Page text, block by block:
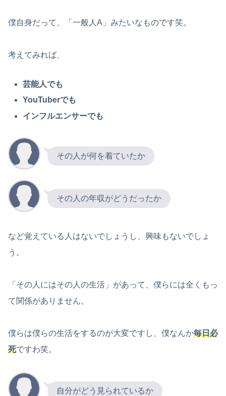
僕自身だって、「一般人A」みたいなものです笑。
考えてみれば、
芸能人でも
YouTuberでも
インフルエンサーでも
その人が何を着ていたか
その人の年収がどうだったか
など覚えている人はないでしょうし、興味もないでしょ
う。
「その人にはその人の生活」があって、僕らには全くもっ
て関係がありません。
僕らは僕らの生活をするのが大変ですし、僕なんか毎日必
死ですわ笑。
自分がどう見られているか